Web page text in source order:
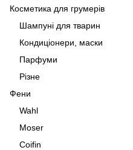
Косметика для грумерів
Шампуні для тварин
Кондиціонери, маски
Парфуми
Різне
Фени
Wahl
Moser
Coifin